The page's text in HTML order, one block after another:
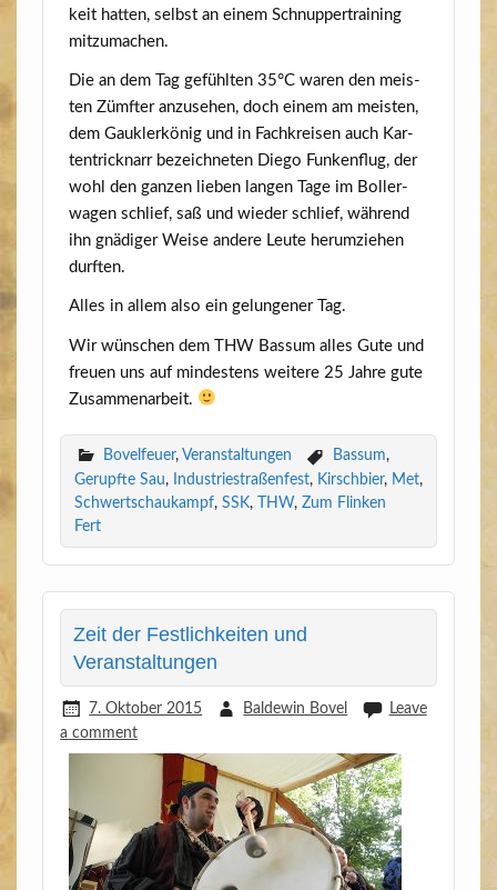
keit hat­ten, selbst an einem Schnup­per­trai­ning
mitzumachen.
Die an dem Tag gefühl­ten 35°C waren den meis­
ten Zümf­ter anzu­se­hen, doch einem am meis­ten,
dem Gauk­ler­kö­nig und in Fach­krei­sen auch Kar­
ten­trick­narr bezeich­ne­ten Die­go Fun­ken­flug, der
wohl den gan­zen lie­ben lan­gen Tage im Bol­ler­
wa­gen schlief, saß und wie­der schlief, wäh­rend
ihn gnä­di­ger Wei­se ande­re Leu­te her­um­zie­hen
durften.
Alles in allem also ein gelun­ge­ner Tag.
Wir wün­schen dem THW Bas­sum alles Gute und
freu­en uns auf min­des­tens wei­te­re 25 Jah­re gute
Zusammenarbeit.
Bovelfeuer, Veranstaltungen Bassum,
Gerupfte Sau, Industriestraßenfest, Kirschbier, Met,
Schwertschaukampf, SSK, THW, Zum Flinken
Fert
Zeit der Festlichkeiten und
Veranstaltungen
7. Oktober 2015 Baldewin Bovel
Leave
a comment